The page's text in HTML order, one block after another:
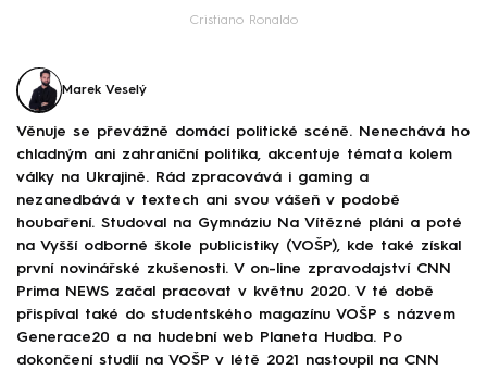
Cristiano Ronaldo
Marek Veselý
Věnuje se převážně domácí politické scéně. Nenechává ho
chladným ani zahraniční politika, akcentuje témata kolem
války na Ukrajině. Rád zpracovává i gaming a
nezanedbává v textech ani svou vášeň v podobě
houbaření. Studoval na Gymnáziu Na Vítězné pláni a poté
na Vyšší odborné škole publicistiky (VOŠP), kde také získal
první novinářské zkušenosti. V on-line zpravodajství CNN
Prima NEWS začal pracovat v květnu 2020. V té době
přispíval také do studentského magazínu VOŠP s názvem
Generace20 a na hudební web Planeta Hudba. Po
dokončení studií na VOŠP v létě 2021 nastoupil na CNN